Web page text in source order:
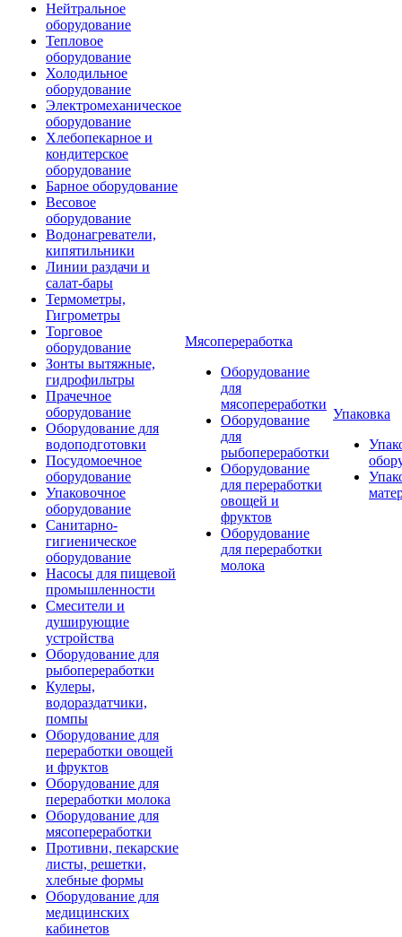
Нейтральное
оборудование
Тепловое
оборудование
Холодильное
оборудование
Электромеханическое
оборудование
Хлебопекарное и
кондитерское
оборудование
Барное оборудование
Весовое
оборудование
Водонагреватели,
кипятильники
Линии раздачи и
салат-бары
Термометры,
Гигрометры
Торговое
оборудование
Зонты вытяжные,
гидрофильтры
Прачечное
оборудование
Оборудование для
водоподготовки
Посудомоечное
оборудование
Упаковочное
оборудование
Санитарно-
гигиеническое
оборудование
Насосы для пищевой
промышленности
Смесители и
душирующие
устройства
Оборудование для
рыбопереработки
Кулеры,
водораздатчики,
помпы
Оборудование для
переработки овощей
и фруктов
Оборудование для
переработки молока
Оборудование для
мясопереработки
Противни, пекарские
листы, решетки,
хлебные формы
Оборудование для
медицинских
кабинетов
Мясопереработка
Оборудование
для
мясопереработки
Оборудование
для
рыбопереработки
Оборудование
для переработки
овощей и
фруктов
Оборудование
для переработки
молока
Упаковка